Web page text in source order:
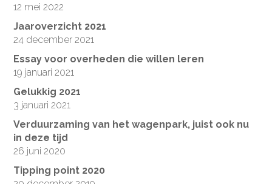
12 mei 2022
Jaaroverzicht 2021
24 december 2021
Essay voor overheden die willen leren
19 januari 2021
Gelukkig 2021
3 januari 2021
Verduurzaming van het wagenpark, juist ook nu
in deze tijd
26 juni 2020
Tipping point 2020